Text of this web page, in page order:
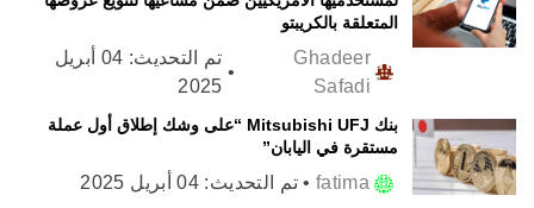
المتعلقة بالكريبتو
Ghadeer
Safadi
•
تم التحديث:
04 أبريل
2025
بنك Mitsubishi UFJ “على وشك إطلاق أول عملة
مستقرة في اليابان”
fatima
• تم التحديث: 04 أبريل 2025